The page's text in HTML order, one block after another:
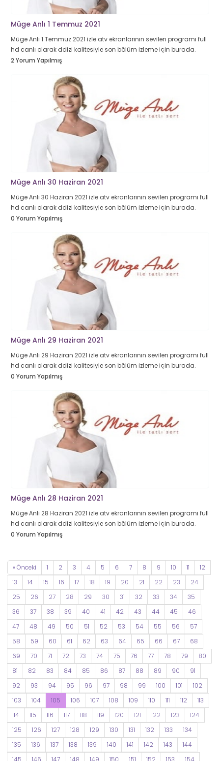
Müge Anlı 1 Temmuz 2021
Müge Anlı 1 Temmuz 2021 izle atv ekranlarının sevilen programı full
hd canlı olarak ddizi kalitesiyle son bölüm izleme için burada.
2 Yorum Yapılmış
Müge Anlı 30 Haziran 2021
Müge Anlı 30 Haziran 2021 izle atv ekranlarının sevilen programı full
hd canlı olarak ddizi kalitesiyle son bölüm izleme için burada.
0 Yorum Yapılmış
Müge Anlı 29 Haziran 2021
Müge Anlı 29 Haziran 2021 izle atv ekranlarının sevilen programı full
hd canlı olarak ddizi kalitesiyle son bölüm izleme için burada.
0 Yorum Yapılmış
Müge Anlı 28 Haziran 2021
Müge Anlı 28 Haziran 2021 izle atv ekranlarının sevilen programı full
hd canlı olarak ddizi kalitesiyle son bölüm izleme için burada.
0 Yorum Yapılmış
« Önceki 1 2 3 4 5 6 7 8 9 10 11
12
13
14 15 16 17 18 19 20 21 22 23
24
25
26 27 28 29 30 31 32 33 34
35
36
37 38 39 40 41 42 43 44 45
46
47
48 49 50 51 52 53 54 55 56
57
58
59 60 61 62 63 64 65 66 67
68
69
70 71 72 73 74 75 76 77 78 79
80
81
82 83 84 85 86 87 88 89 90
91
92
93 94 95 96 97 98 99 100 101
102
103
104 105 106 107 108 109 110 111 112
113
114
115 116 117 118 119 120 121 122 123
124
125
126 127 128 129 130 131 132 133
134
135
136 137 138 139 140 141 142 143
144
145
146 147 148 149 150 151 152 153
154